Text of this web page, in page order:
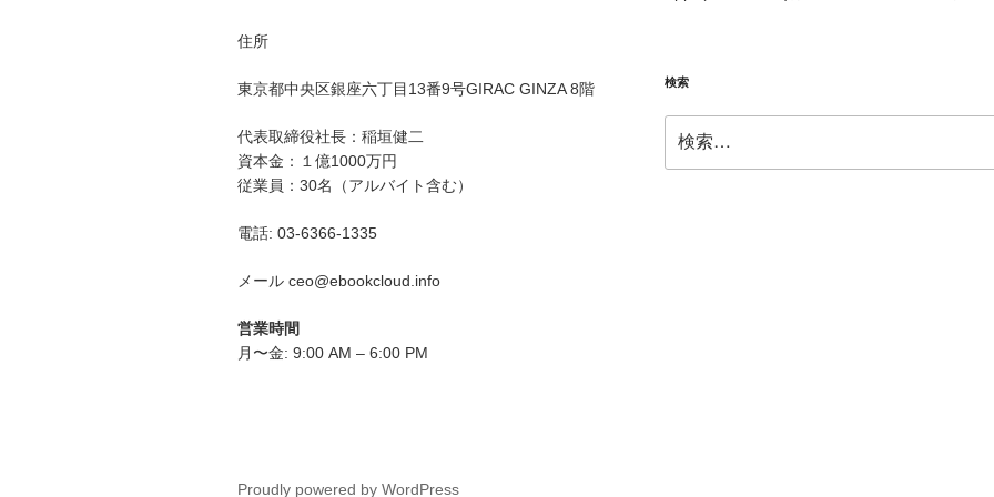
住所
東京都中央区銀座六丁目 13番9号GIRAC GINZA 8階
代表取締役社長：稲垣健二
資本金：１億1000万円
従業員：30名（アルバイト含む）
電話: 03-6366-1335
メール ceo@ebookcloud.info
営業時間
月〜金: 9:00 AM – 6:00 PM
検索
索:
Proudly powered by WordPress